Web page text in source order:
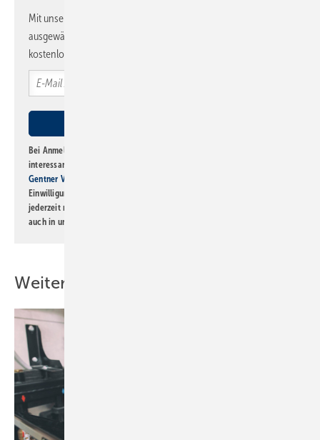
Mit unserem Newsletter erhalten Sie regelmäßig von uns
ausgewählte Informationen und Neuigkeiten, gebündelt und
kostenlos direkt ins Postfach.
Bei Anmeldung zu diesem Newsletter bin ich damit einverstanden, über
interessante Verlags- und Online-Angebote
Gentner Verlag GmbH & Co. KG
Einwilligung kann ich jederzeit widerrufen und eine Abmeldung ist
jederzeit möglich. Informationen zum Umgang mit Daten finden Sie
auch in unserer
Weitere Inhalte